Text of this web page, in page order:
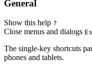
General
Show this help ?
Close menus and dialogs
The single-key shortcuts
phones and tablets.